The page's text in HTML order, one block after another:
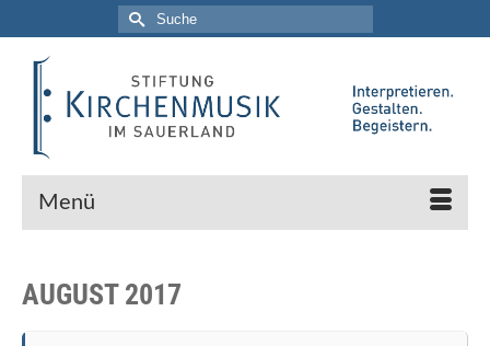
Suche
nach:
Menü
AUGUST 2017